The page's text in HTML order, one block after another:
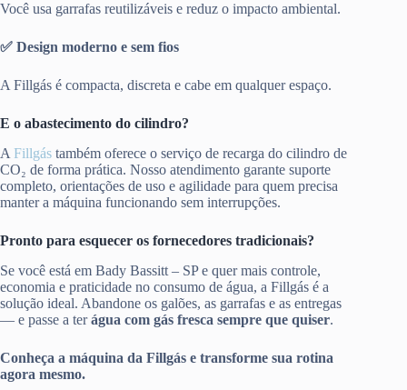
Você usa garrafas reutilizáveis e reduz o impacto ambiental.
✅ Design moderno e sem fios
A Fillgás é compacta, discreta e cabe em qualquer espaço.
E o abastecimento do cilindro?
A Fillgás também oferece o serviço de recarga do cilindro de
CO₂ de forma prática. Nosso atendimento garante suporte
completo, orientações de uso e agilidade para quem precisa
manter a máquina funcionando sem interrupções.
Pronto para esquecer os fornecedores tradicionais?
Se você está em Bady Bassitt – SP e quer mais controle,
economia e praticidade no consumo de água, a Fillgás é a
solução ideal. Abandone os galões, as garrafas e as entregas
— e passe a terágua com gás fresca sempre que quiser.
Conheça a máquina da Fillgás e transforme sua rotina
agora mesmo.